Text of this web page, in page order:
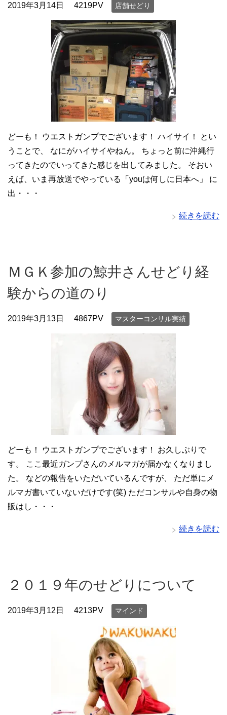
2019年3月14日 4219PV 店舗せどり
どーも！ ウエストガンプでございます！ ハイサイ！ とい
うことで、 なにがハイサイやねん。 ちょっと前に沖縄行
ってきたのでいってきた感じを出してみました。 そおい
えば、いま再放送でやっている「youは何しに日本へ」 に
出・・・
続きを読む
ＭＧＫ参加の鯨井さんせどり経
験からの道のり
2019年3月13日 4867PV マスターコンサル実績
どーも！ ウエストガンプでございます！ お久しぶりで
す。 ここ最近ガンプさんのメルマガが届かなくなりまし
た。 などの報告をいただいているんですが、 ただ単にメ
ルマガ書いていないだけです(笑) ただコンサルや自身の物
販はし・・・
続きを読む
２０１９年のせどりについて
2019年3月12日 4213PV マインド